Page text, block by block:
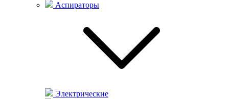
Аспираторы
Электрические